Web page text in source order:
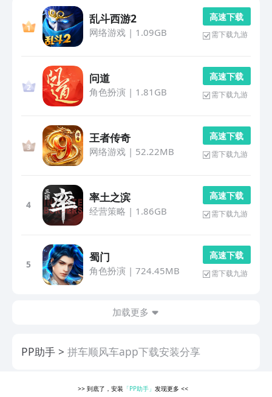
乱斗西游2
网络游戏| 1.09GB
高 速 下 载
需下载九游
问道
角色扮演 | 1.81GB
高 速 下 载
需下载九游
王者传奇
网络游戏| 52.22MB
高 速 下 载
需下载九游
4
率土之滨
经营策略 | 1.86GB
高 速 下 载
需下载九游
5
蜀门
角色扮演 | 724.45MB
高 速 下 载
需下载九游
加载更多
PP助手 拼车顺风车app下载安装分享
>> 到底了，安装 「PP助手」发现更多<<